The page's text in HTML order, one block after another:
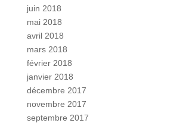
juin 2018
mai 2018
avril 2018
mars 2018
février 2018
janvier 2018
décembre 2017
novembre 2017
septembre 2017